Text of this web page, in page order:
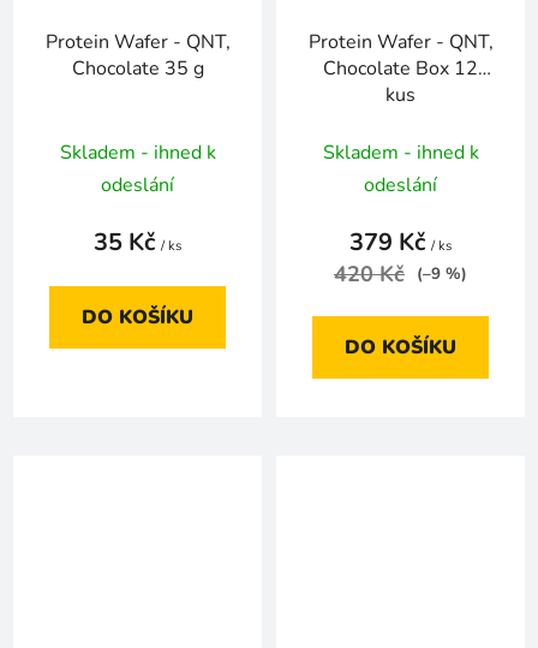
Protein Wafer - QNT,
Chocolate 35 g
Skladem - ihned k
odeslání
35 Kč / ks
DO KOŠÍKU
Protein Wafer - QNT,
Chocolate Box 12
kus
Skladem - ihned k
odeslání
379 Kč / ks
420 Kč (–9 %)
DO KOŠÍKU